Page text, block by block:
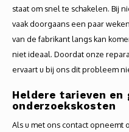
staat om snel te schakelen. Bij
vaak doorgaans een paar
van de fabrikant langs kan
niet ideaal. Doordat onze
ervaart u bij ons dit probleem
Heldere tarieven en
onderzoekskosten
Als u met ons contact opneemt